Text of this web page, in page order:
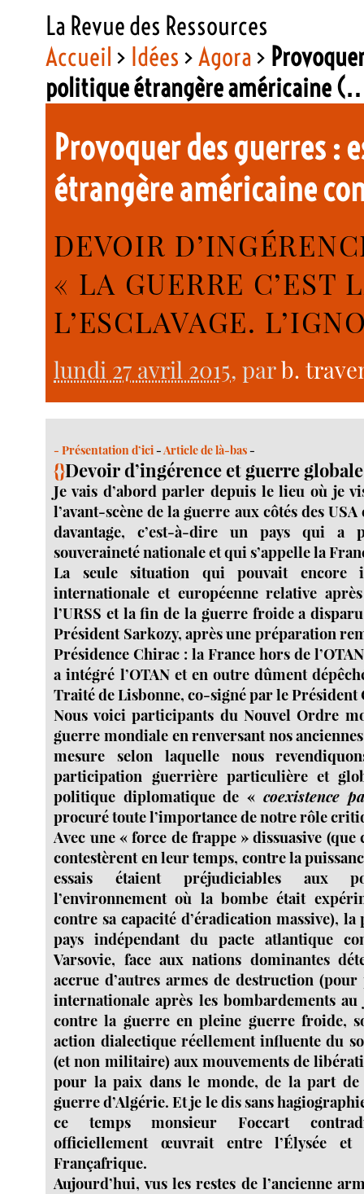
La Revue des Ressources
Accueil > Idées >Agora >
politique étrangère américaine
Provoquer des guerres :
étrangère américaine
DEVOIR
« LA GUERRE C’EST
L’ESCLAVAGE.
lundi 27 avril 2015, parb.
- Présentation d’ici-Article de là-bas-
{}Devoir d’ingérence et guerre
Je vais d’abord parler depuis le lieu où je
l’avant-scène de la guerre aux côtés des USA
davantage, c’est-à-dire un pays qui a
souveraineté nationale et qui s’appelle la
La seule situation qui pouvait encore
internationale et européenne relative
l’URSS et la fin de la guerre froide a
Président Sarkozy, après une préparation
Présidence Chirac : la France hors de
a intégré l’OTAN et en outre dûment
Traité de Lisbonne, co-signé par le Président
Nous voici participants du Nouvel Ordre
guerre mondiale en renversant nos
mesure selon laquelle nous
participation guerrière particulière et
politique diplomatique de « coexistence
procuré toute l’importance de notre rôle
Avec une « force de frappe » dissuasive
contestèrent en leur temps, contre la
essais étaient préjudiciables aux
l’environnement où la bombe était
contre sa capacité d’éradication massive), la
pays indépendant du pacte atlantique
Varsovie, face aux nations dominantes
accrue d’autres armes de destruction
internationale après les bombardements
contre la guerre en pleine guerre froide,
action dialectique réellement influente du
(et non militaire) aux mouvements de
pour la paix dans le monde, de la part de
guerre d’Algérie. Et je le dis sans
ce temps monsieur Foccart
officiellement œuvrait entre l’Élysée
Françafrique.
Aujourd’hui, vus les restes de l’ancienne